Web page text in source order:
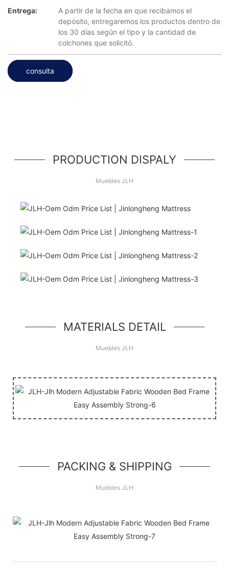
Entrega:
A partir de la fecha en que recibamos el
depósito, entregaremos los productos dentro de
los 30 días según el tipo y la cantidad de
colchones que solicitó.
consulta
PRODUCTION DISPALY
Muebles JLH
¡Hola Mundo!
MATERIALS DETAIL
Muebles JLH
PACKING & SHIPPING
Muebles JLH